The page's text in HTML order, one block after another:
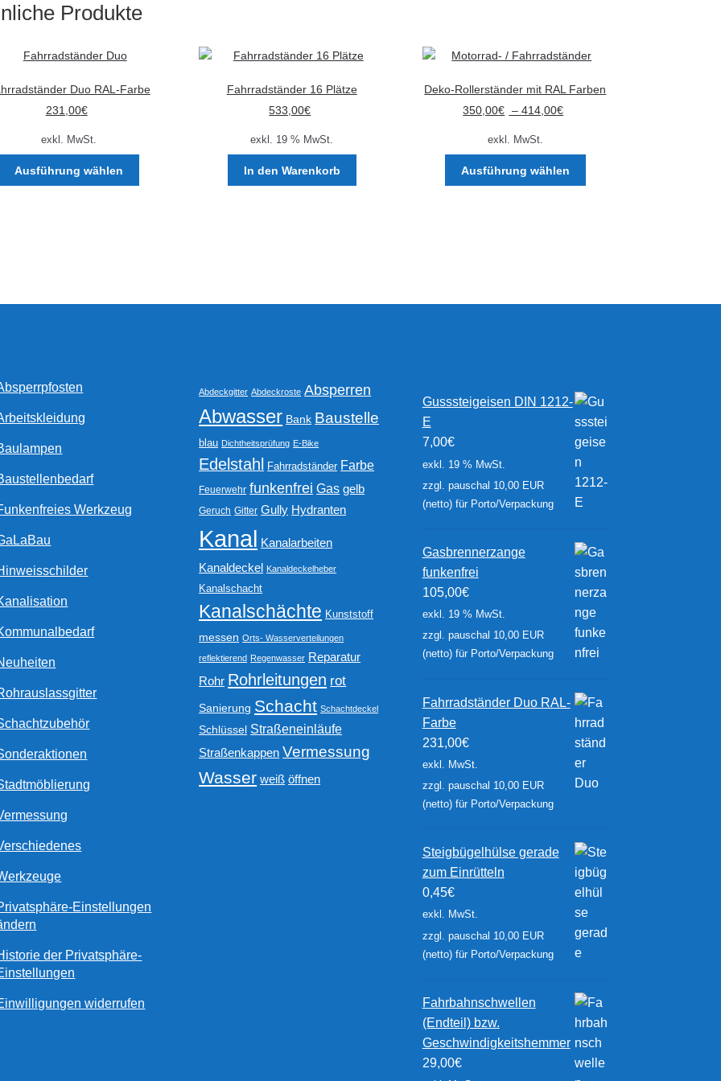
auf.
auf
werden
Optionen
Produkte
Duo RAL-Farbe
231,00€
exkl. MwSt.
Ausführung wählen
können
Fahrradständer 16 Plätze
533,00€
exkl. 19 % MwSt.
In den Warenkorb
Deko-Rollerständer mit RAL Farben
350,00€ –414,00€
exkl. MwSt.
Ausführung wählen
können
werden
Werkzeug
Einstellungen
der Privatsphäre-
widerrufen
Abdeckgitter Abdeckroste Absperren
Abwasser Bank Baustelle
blau Dichtheitsprüfung E-Bike
Edelstahl Fahrradständer Farbe
Feuerwehr funkenfrei Gas gelb
Geruch Gitter Gully Hydranten
Kanal Kanalarbeiten
Kanaldeckel Kanaldeckelheber
Kanalschacht
Kanalschächte Kunststoff
messen Orts- Wasserverteilungen
reflektierend Regenwasser Reparatur
Rohr Rohrleitungen rot
Sanierung Schacht Schachtdeckel
Schlüssel Straßeneinläufe
Straßenkappen Vermessung
Wasser weiß öffnen
Gusssteigeisen DIN 1212-
E
7,00€
exkl. 19 % MwSt.
zzgl. pauschal 10,00 EUR
(netto) für Porto/Verpackung
Gasbrennerzange
funkenfrei
105,00€
exkl. 19 % MwSt.
zzgl. pauschal 10,00 EUR
(netto) für Porto/Verpackung
Fahrradständer Duo RAL-
Farbe
231,00€
exkl. MwSt.
zzgl. pauschal 10,00 EUR
(netto) für Porto/Verpackung
Steigbügelhülse gerade
zum Einrütteln
0,45€
exkl. MwSt.
zzgl. pauschal 10,00 EUR
(netto) für Porto/Verpackung
Fahrbahnschwellen
(Endteil) bzw.
Geschwindigkeitshemmer
29,00€